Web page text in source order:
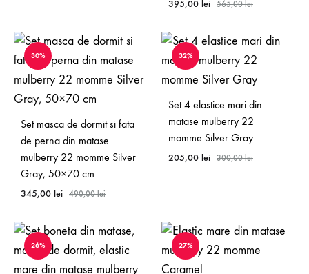
395,00 lei 565,00lei
30%
Set masca de dormit si fata
de perna din matase
mulberry 22 momme Silver
Gray, 50×70 cm
345,00 lei 490,00lei
32%
Set 4 elastice mari din
matase mulberry 22
momme Silver Gray
205,00 lei 300,00lei
26% 27%